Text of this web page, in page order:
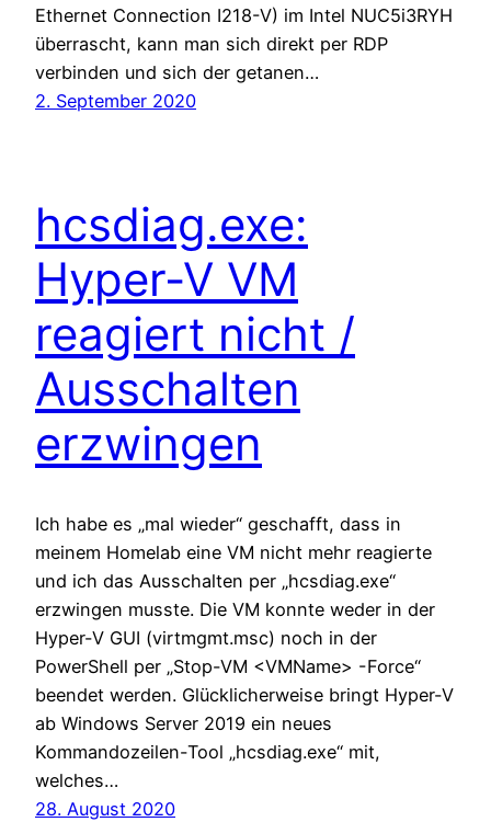
Ethernet Connection I218-V) im Intel NUC5i3RYH
überrascht, kann man sich direkt per RDP
verbinden und sich der getanen…
2. September 2020
hcsdiag.exe:
Hyper-V VM
reagiert nicht /
Ausschalten
erzwingen
Ich habe es „mal wieder“ geschafft, dass in
meinem Homelab eine VM nicht mehr reagierte
und ich das Ausschalten per „hcsdiag.exe“
erzwingen musste. Die VM konnte weder in der
Hyper-V GUI (virtmgmt.msc) noch in der
PowerShell per „Stop-VM <VMName> -Force“
beendet werden. Glücklicherweise bringt Hyper-V
ab Windows Server 2019 ein neues
Kommandozeilen-Tool „hcsdiag.exe“ mit,
welches…
28. August 2020